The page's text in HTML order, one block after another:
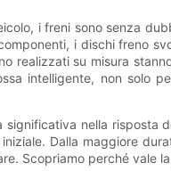
i freni sono senza
i dischi freno
realizzati su misura
intelligente, non
nella
Dalla maggiore
Scopriamo perché vale